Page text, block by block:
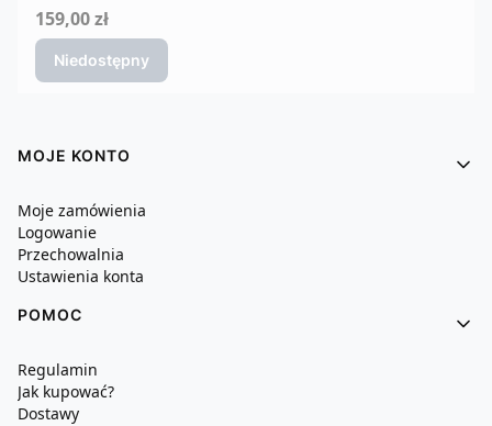
Cena
159,00 zł
Niedostępny
Linki w stopce
MOJE KONTO
Moje zamówienia
Logowanie
Przechowalnia
Ustawienia konta
POMOC
Regulamin
Jak kupować?
Dostawy